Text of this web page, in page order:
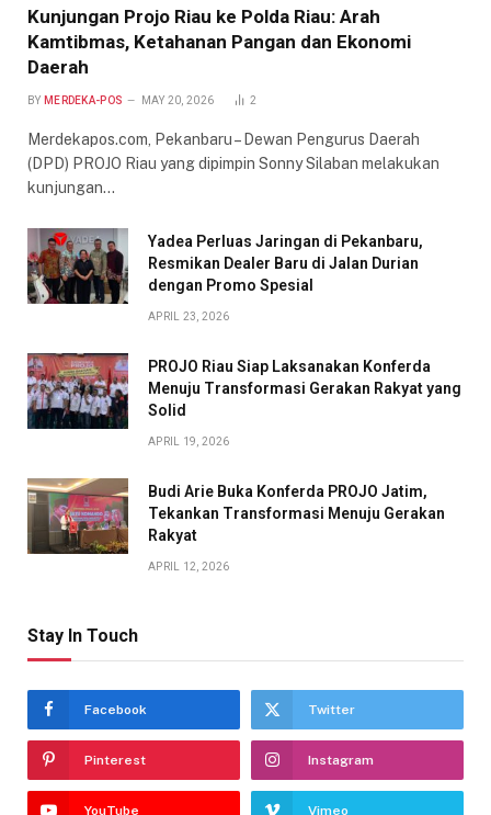
Kunjungan Projo Riau ke Polda Riau: Arah
Kamtibmas, Ketahanan Pangan dan Ekonomi
Daerah
BY MERDEKA-POS MAY 20, 2026 2
Merdekapos.com, Pekanbaru – Dewan Pengurus Daerah
(DPD) PROJO Riau yang dipimpin Sonny Silaban melakukan
kunjungan…
Yadea Perluas Jaringan di Pekanbaru,
Resmikan Dealer Baru di Jalan Durian
dengan Promo Spesial
APRIL 23, 2026
PROJO Riau Siap Laksanakan Konferda
Menuju Transformasi Gerakan Rakyat yang
Solid
APRIL 19, 2026
Budi Arie Buka Konferda PROJO Jatim,
Tekankan Transformasi Menuju Gerakan
Rakyat
APRIL 12, 2026
Stay In Touch
Facebook Twitter
Pinterest Instagram
YouTube Vimeo